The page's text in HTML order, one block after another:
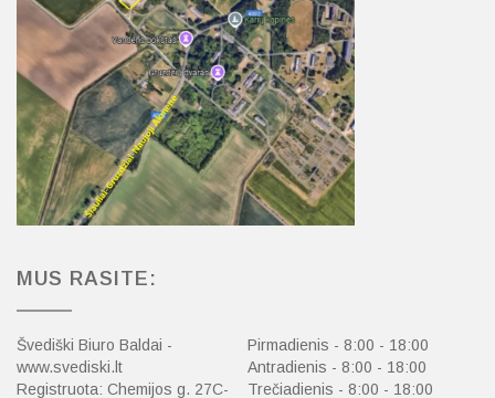
MUS RASITE:
Švediški Biuro Baldai -
www.svediski.lt
Registruota: Chemijos g. 27C-
Pirmadienis - 8:00 - 18:00
Antradienis - 8:00 - 18:00
Trečiadienis - 8:00 - 18:00